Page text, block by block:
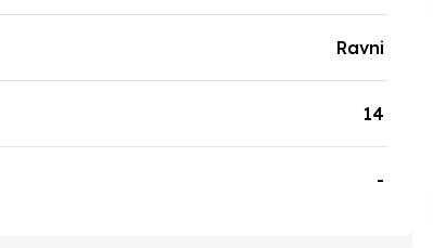
Ravni
14
-